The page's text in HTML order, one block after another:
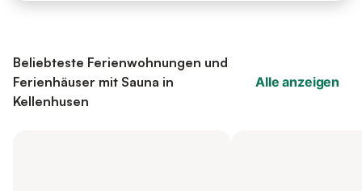
Beliebteste Ferienwohnungen und
Ferienhäuser mit Sauna in
Kellenhusen
Alle anzeigen